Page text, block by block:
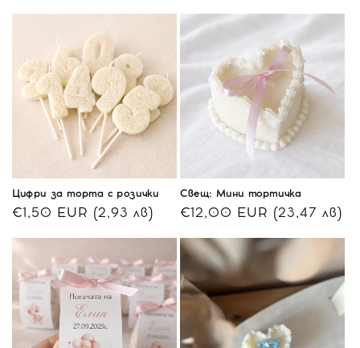
Цифри за торта с розички
Обичайна
€1,50 EUR (2,93 лв)
Свещ: Мини тортичка
Обичайна
€12,00 EUR (23,47 лв)